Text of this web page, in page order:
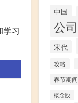
学习
中国
公司
宋代
攻略
春节期间
概念股